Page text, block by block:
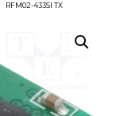
RFM02-433SI TX